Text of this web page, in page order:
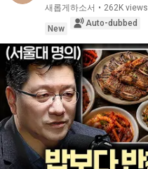
새롭게하소서 • 262K views
New
Auto-dubbed